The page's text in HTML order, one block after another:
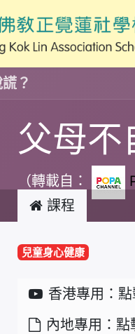
？
父母不
（轉載自：
課程
兒童身心健康
香港專用：
內地專用：點